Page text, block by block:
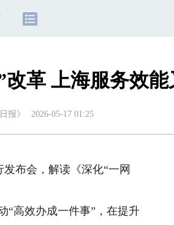
革 上海服务效
报》 2026-05-17 01:25
布会，解读《深化“一网
高效办成一件事”，在提升